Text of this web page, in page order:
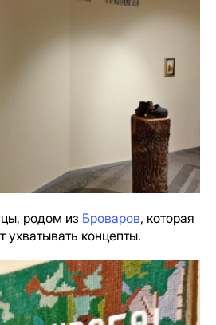
родом из Броваров, которая
ухватывать концепты.